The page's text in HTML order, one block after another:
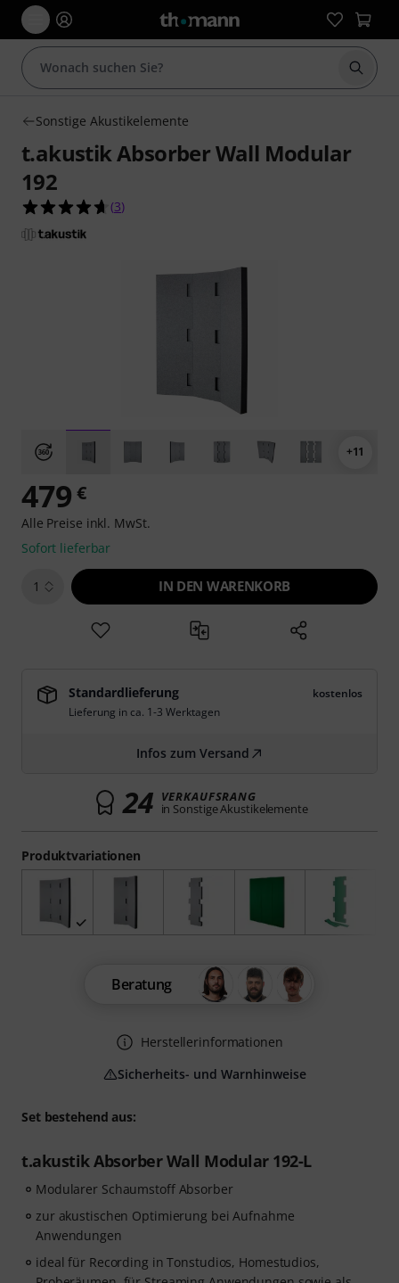
Suche
Sonstige Akustikelemente
t.akustik Absorber Wall Modular
192
4.7 von 5 Sternen aus 3 Kundenbewertungen
(3)
+11
Set bestehend aus:
t.akustik Absorber Wall Modular 192-L
Modularer Schaumstoff Absorber
zur akustischen Optimierung bei Aufnahme
Anwendungen
ideal für Recording in Tonstudios, Homestudios,
Produktvariationen
479 €
Alle Preise inkl. MwSt.
Sofort lieferbar
1 IN DEN WARENKORB
Standardlieferung
kostenlos
Lieferung in ca. 1-3 Werktagen
Infos zum Versand
24 VERKAUFSRANG
in Sonstige Akustikelemente
Beratung
Herstellerinformationen
Sicherheits- und Warnhinweise